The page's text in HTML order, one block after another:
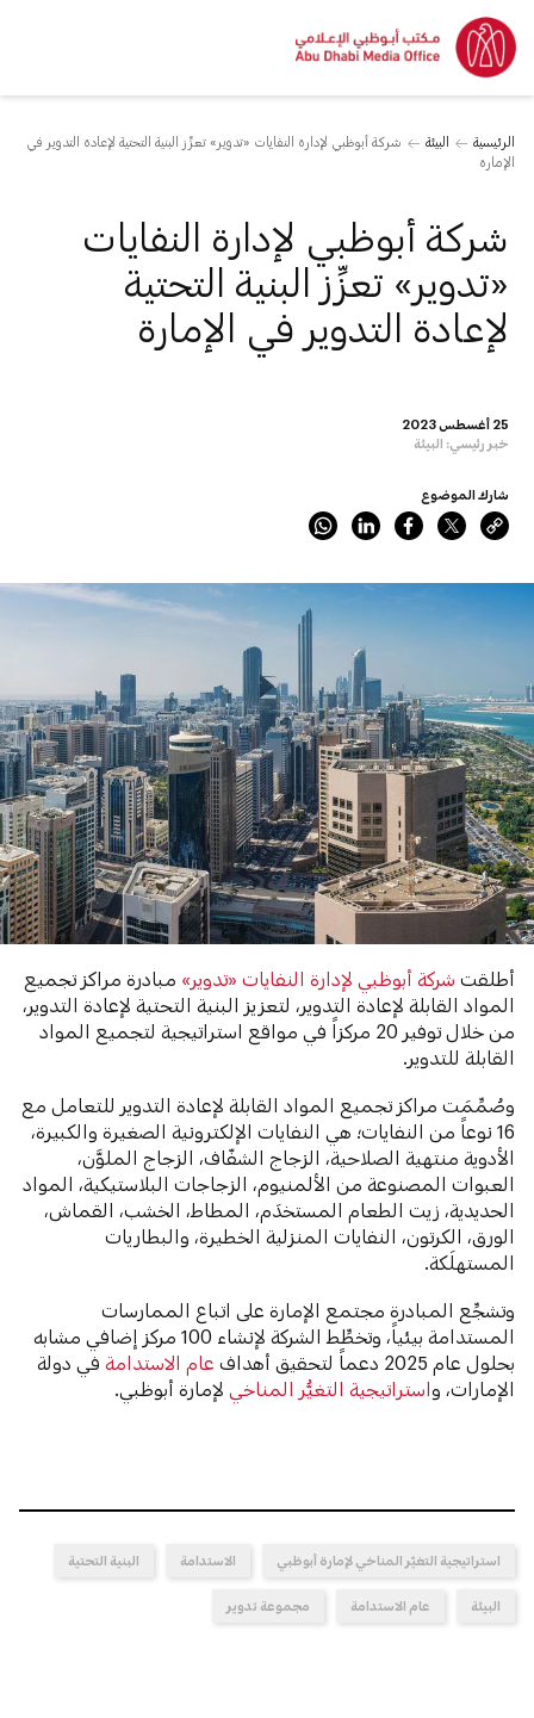
الرئيسية البيئة
شركة أبوظبي لإدارة النفايات «تدوير» تعزِّز البنية التحتية لإعادة التدوير في
الإمارة
25 أغسطس 2023
خبر رئيسي:البيئة
شركة أبوظبي لإدارة النفايات
«تدوير» تعزِّز البنية التحتية
لإعادة التدوير في الإمارة
شارك الموضوع
أطلقتشركة أبوظبي لإدارة النفايات «تدوير»مبادرة مراكز تجميع
المواد القابلة لإعادة التدوير، لتعزيز البنية التحتية لإعادة التدوير،
من خلال توفير 20 مركزاً في مواقع استراتيجية لتجميع المواد
القابلة للتدوير.
وصُمِّمَت مراكز تجميع المواد القابلة لإعادة التدوير للتعامل مع
16 نوعاً من النفايات؛ هي النفايات الإلكترونية الصغيرة والكبيرة،
الأدوية منتهية الصلاحية، الزجاج الشفّاف، الزجاج الملوَّن،
العبوات المصنوعة من الألمنيوم، الزجاجات البلاستيكية، المواد
الحديدية، زيت الطعام المستخدَم، المطاط، الخشب، القماش،
الورق، الكرتون، النفايات المنزلية الخطيرة، والبطاريات
المستهلَكة.
وتشجِّع المبادرة مجتمع الإمارة على اتباع الممارسات
المستدامة بيئياً، وتخطِّط الشركة لإنشاء 100 مركز إضافي مشابه
بحلول عام 2025 دعماً لتحقيق أهداف
عام الاستدامةفي دولة
الإمارات، واستراتيجية التغيُّر المناخي لإمارة أبوظبي.
استراتيجية التغيّر المناخي لإمارة أبوظبي الاستدامة البنية التحتية
البيئة عام الاستدامة مجموعة تدوير